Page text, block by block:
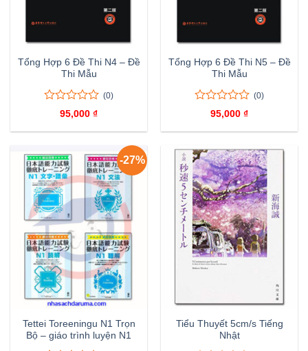
Tổng Hợp 6 Đề Thi N4 – Đề
Thi Mẫu
5
giá
(0)
95,000 ₫
Tổng Hợp 6 Đề Thi N5 – Đề
Thi Mẫu
5
giá
(0)
95,000 ₫
-27%
Tettei Toreeningu N1 Trọn
Bộ – giáo trình luyện N1
Tiểu Thuyết 5cm/s Tiếng
Nhật